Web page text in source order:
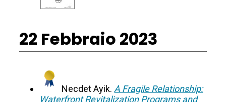
22 Febbraio 2023
Necdet Ayik. A Fragile Relationship:
Waterfront Revitalization Programs and